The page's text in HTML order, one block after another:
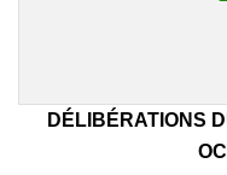
DÉLIBÉRATIONS